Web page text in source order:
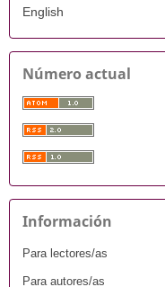
English
Número actual
Información
Para lectores/as
Para autores/as